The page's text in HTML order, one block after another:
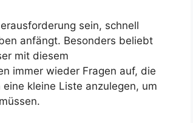
sein, schnell
anfängt. Besonders beliebt
mit diesem
immer wieder Fragen auf, die
kleine Liste anzulegen, um